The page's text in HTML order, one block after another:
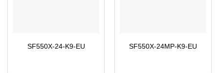
SF550X-24-K9-EU SF550X-24MP-K9-EU